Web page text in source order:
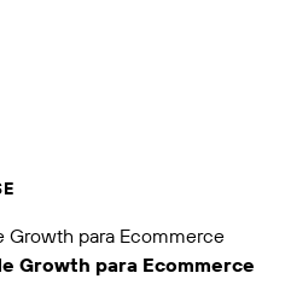
Growth para Ecommerce